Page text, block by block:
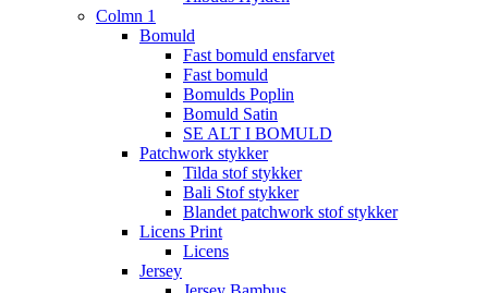
Colmn 1
Bomuld
Fast bomuld ensfarvet
Fast bomuld
Bomulds Poplin
Bomuld Satin
SE ALT I BOMULD
Patchwork stykker
Tilda stof stykker
Bali Stof stykker
Blandet patchwork stof stykker
Licens Print
Licens
Jersey